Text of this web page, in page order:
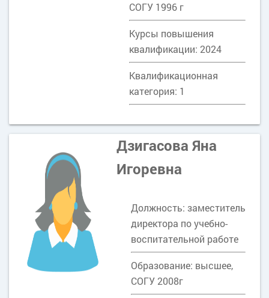
СОГУ 1996 г
Курсы повышения
квалификации: 2024
Квалификационная
категория: 1
Дзигасова Яна
Игоревна
Должность: заместитель
директора по учебно-
воспитательной работе
Образование: высшее,
СОГУ 2008г